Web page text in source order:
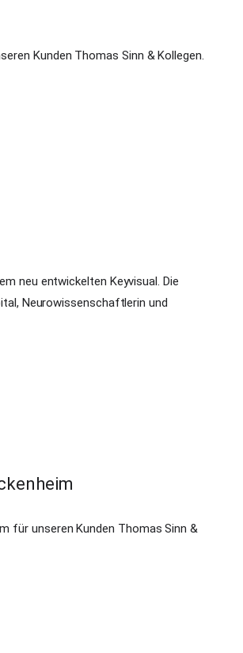
Kunden Thomas Sinn & Kollegen.
neu entwickelten Keyvisual. Die
Neurowissenschaftlerin und
für unseren Kunden Thomas Sinn &